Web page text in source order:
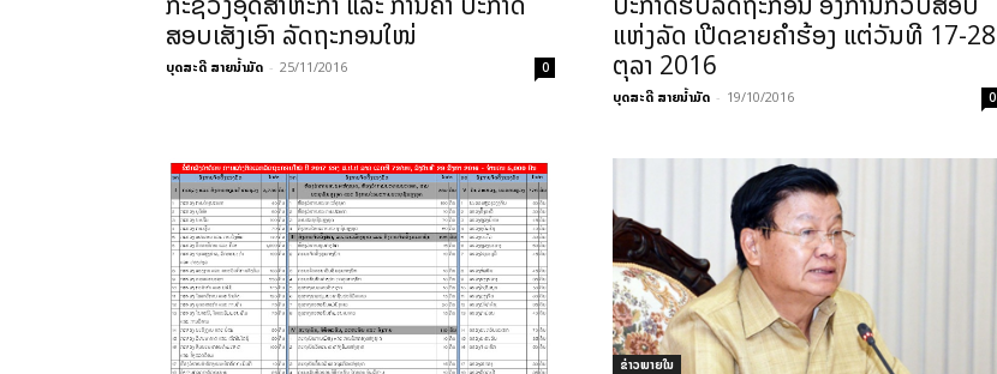
ສອບເສັງເອົາ ລັດຖະກອນໃໜ່
ບຸດສະດີ ສາຍນ້ຳມັດ - 25/11/2016 0
ແຫ່ງລັດ ເປີດຂາຍຄຳຮ້ອງ ແຕ່ວັນທີ 17-28
ຕຸລາ 2016
ບຸດສະດີ ສາຍນ້ຳມັດ - 19/10/2016 0
ຂ່າວພາຍ​ໃນ